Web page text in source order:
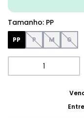
Tamanho: PP
PP P M G